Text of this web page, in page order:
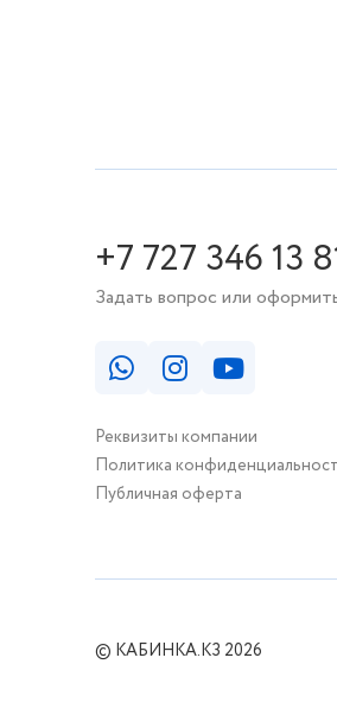
+7 727 346 13
Задать вопрос или
Реквизиты компании
Политика
Публичная оферта
© КАБИНКА.КЗ 2026